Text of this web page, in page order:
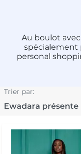
Au boulot
spécialement
personal
des hauts,
chemises,
Trier par: